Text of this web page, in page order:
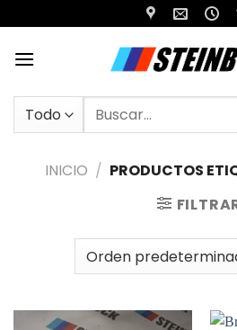
al
contenido
Buscar
INICIO / PRODUCTOS